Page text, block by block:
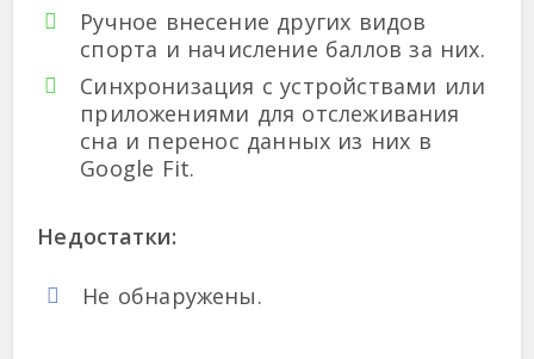
Ручное внесение других видов
спорта и начисление баллов за них.
Синхронизация с устройствами или
приложениями для отслеживания
сна и перенос данных из них в
Google Fit.
Недостатки:
Не обнаружены.